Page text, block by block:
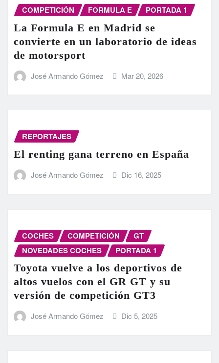
COMPETICIÓN FORMULA E PORTADA 1
La Formula E en Madrid se
convierte en un laboratorio de ideas
de motorsport
José Armando Gómez Mar 20, 2026
REPORTAJES
El renting gana terreno en España
José Armando Gómez Dic 16, 2025
COCHES COMPETICIÓN
GT
NOVEDADES COCHES
PORTADA 1
Toyota vuelve a los deportivos de
altos vuelos con el GR GT y su
versión de competición GT3
José Armando Gómez Dic 5, 2025